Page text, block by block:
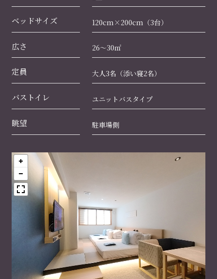
ベッドサイズ 120cm×200cm（3台）
広さ 26～30㎡
定員 大人3名（添い寝2名）
バストイレ ユニットバスタイプ
眺望 駐車場側